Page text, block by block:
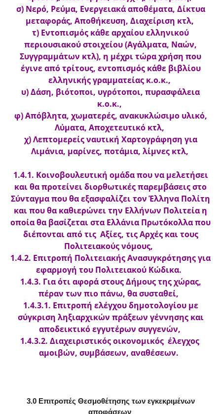
σ) Νερό, Ρεύμα, Ενεργειακά αποθέματα, Δίκτυα
μεταφοράς, Αποθήκευση, Διαχείριση κτλ,
τ) Εντοπισμός κάθε αρχαίου ελληνικού
περιουσιακού στοιχείου (Αγάλματα, Ναών,
Συγγραμμάτων κτλ), η μέχρι τώρα χρήση που
έγινε από τρίτους, εντοπισμός κάθε βιβλίου
ελληνικής γραμματείας κ.ο.κ.,
υ) Δάση, βιότοποι, υγρότοποι, πυρασφάλεια
κ.ο.κ.,
φ) Απόβλητα, χωματερές, ανακυκλώσιμο υλικό,
Λύματα, Αποχετευτικό κτλ,
χ) Λεπτομερείς ναυτική Χαρτογράφηση για
Λιμάνια, μαρίνες, ποτάμια, λίμνες κτλ,
1.4.1. Κοινοβουλευτική ομάδα που να μελετήσει
και θα προτείνει διορθωτικές παρεμβάσεις στο
Σύνταγμα που θα εξασφαλίζει τον Έλληνα Πολίτη
και που θα καθιερώνει την Ελλήνων Πολιτεία η
οποία θα βασίζεται στα Ελλάνια Πρωτόκολλα που
διέπονται από τις Αξίες, τις Αρχές και τους
Πολιτειακούς νόμους,
1.4.2. Επιτροπή Πολιτειακής Ανασυγκρότησης για
εφαρμογή του Πολιτειακού Κώδικα.
1.4.3. Για ότι αφορά στους Δήμους της χώρας,
πέραν των πιο πάνω, θα συσταθεί,
1.4.3.1. Επιτροπή ελέγχου δημοτολογίου με
σύγκριση ληξιαρχικών πράξεων γέννησης και
αποδεικτικό εγγυτέρων συγγενών,
1.4.3.2. Διαχειριστικός οικονομικός έλεγχος
αμοιβών, συμβάσεων, αναθέσεων.
3.0 Επιτροπές Θεσμοθέτησης των εγκεκριμένων
αποφάσεων